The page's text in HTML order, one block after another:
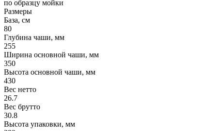
по образцу мойки
Размеры
База, см
80
Глубина чаши, мм
255
Ширина основной чаши, мм
350
Высота основной чаши, мм
430
Вес нетто
26.7
Вес брутто
30.8
Высота упаковки, мм